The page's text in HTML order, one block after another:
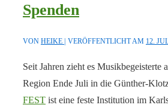
Spenden
VON HEIKE VERÖFFENTLICHT AM 12.
Seit Jahren zieht es Musikbegeisterte
Region Ende Juli in die Günther-
FEST ist eine feste Institution im